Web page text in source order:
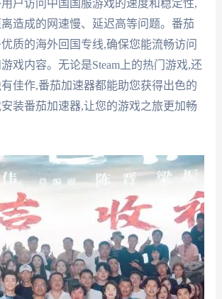
户访问中国国服游戏的速度和稳定性,
造成的网速慢、延迟高等问题。番茄
质的海外回国专线,确保您能流畅访问
戏内容。无论是Steam上的热门游戏,还
佳作,番茄加速器都能助您获得出色的
装番茄加速器,让您的游戏之旅更加畅